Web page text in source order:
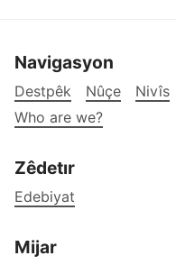
Navigasyon
Destpêk Nûçe Nivîs
Who are we?
Zêdetır
Edebiyat
Mijar